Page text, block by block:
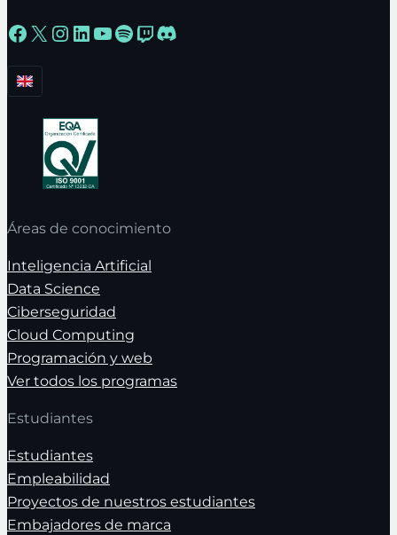
Facebook
X Instagram
LinkedIn
YouTube
Spotify
Twitch
Discord
Áreas de conocimiento
Inteligencia Artificial
Data Science
Ciberseguridad
Cloud Computing
Programación y web
Ver todos los programas
Estudiantes
Estudiantes
Empleabilidad
Proyectos de nuestros estudiantes
Embajadores de marca